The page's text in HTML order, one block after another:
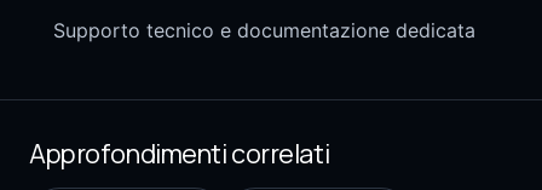
Supporto tecnico e documentazione dedicata
Approfondimenti correlati